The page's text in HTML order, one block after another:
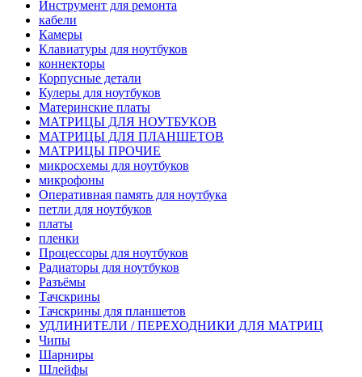
Инструмент для ремонта
кабели
Камеры
Клавиатуры для ноутбуков
коннекторы
Корпусные детали
Кулеры для ноутбуков
Материнские платы
МАТРИЦЫ ДЛЯ НОУТБУКОВ
МАТРИЦЫ ДЛЯ ПЛАНШЕТОВ
МАТРИЦЫ ПРОЧИЕ
микросхемы для ноутбуков
микрофоны
Оперативная память для ноутбука
петли для ноутбуков
платы
пленки
Процессоры для ноутбуков
Радиаторы для ноутбуков
Разъёмы
Тачскрины
Тачскрины для планшетов
УДЛИНИТЕЛИ / ПЕРЕХОДНИКИ ДЛЯ МАТРИЦ
Чипы
Шарниры
Шлейфы